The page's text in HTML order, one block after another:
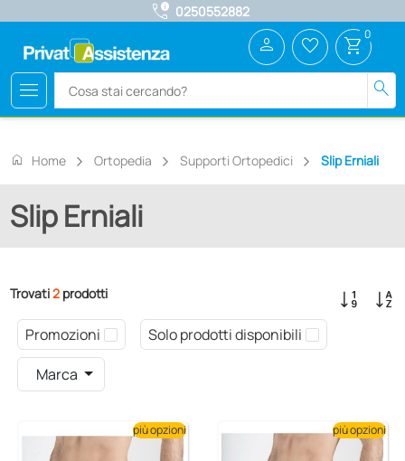
call_quality 0250552882
menu search
person favorite_border shopping_cart 0
home Home Ortopedia Supporti Ortopedici Slip Erniali
Slip Erniali
Trovati2 prodotti
Promozioni
Solo prodotti disponibili
Marca
più opzioni più opzioni